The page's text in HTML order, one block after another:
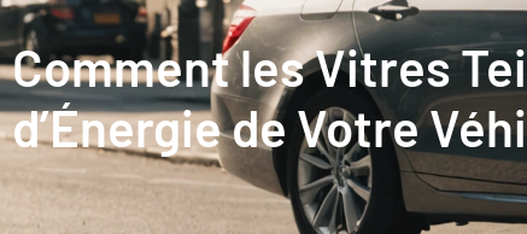
Comment les Vitres
d’Énergie de Votre